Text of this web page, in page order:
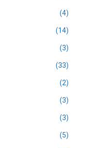
(4)
(14)
(3)
(33)
(2)
(3)
(3)
(5)